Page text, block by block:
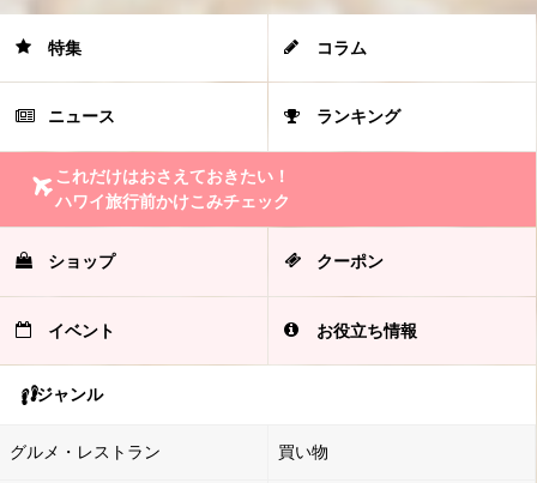
特集 コラム
ニュース ランキング
これだけはおさえておきたい！
ハワイ旅行前かけこみチェック
ショップ クーポン
イベント お役立ち情報
ジャンル
グルメ・レストラン 買い物